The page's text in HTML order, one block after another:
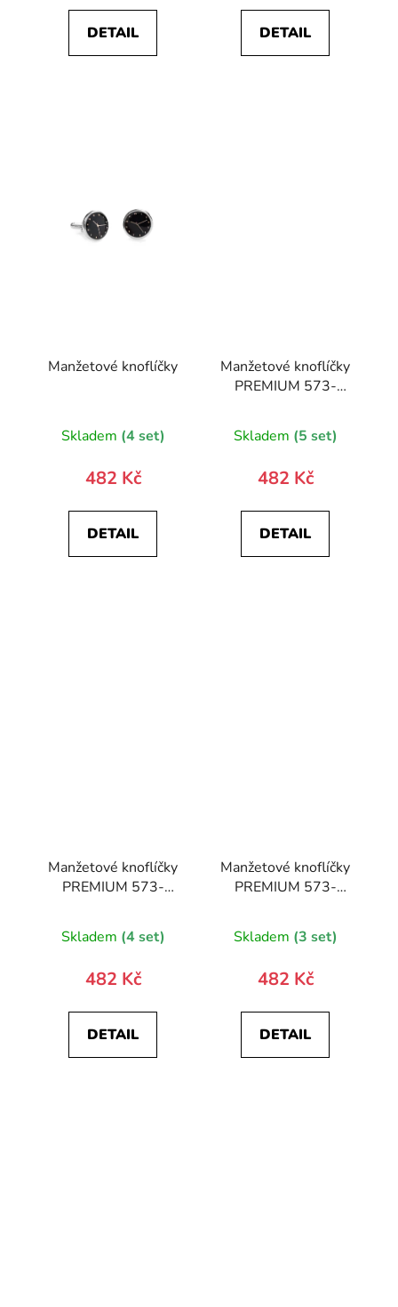
DETAIL DETAIL
Manžetové knoflíčky
Skladem (4 set)
482 Kč
DETAIL
Manžetové knoflíčky
PREMIUM 573-
Skladem (5 set)
482 Kč
DETAIL
Manžetové knoflíčky
PREMIUM 573-
Skladem (4 set)
482 Kč
DETAIL
Manžetové knoflíčky
PREMIUM 573-
Skladem (3 set)
482 Kč
DETAIL